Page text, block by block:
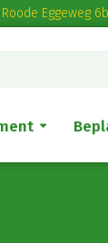
Eggeweg